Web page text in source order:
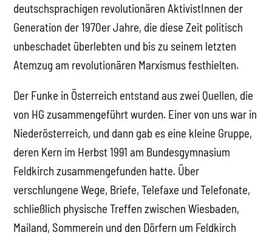
deutschsprachigen revolutionären AktivistInnen der
Generation der 1970er Jahre, die diese Zeit politisch
unbeschadet überlebten und bis zu seinem letzten
Atemzug am revolutionären Marxismus festhielten.
Der Funke in Österreich entstand aus zwei Quellen, die
von HG zusammengeführt wurden. Einer von uns war in
Niederösterreich, und dann gab es eine kleine Gruppe,
deren Kern im Herbst 1991 am Bundesgymnasium
Feldkirch zusammengefunden hatte. Über
verschlungene Wege, Briefe, Telefaxe und Telefonate,
schließlich physische Treffen zwischen Wiesbaden,
Mailand, Sommerein und den Dörfern um Feldkirch